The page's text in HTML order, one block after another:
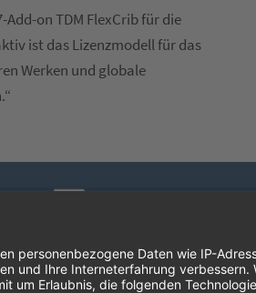
on TDM FlexCrib für die
ist das Lizenzmodell für das
Werken und globale